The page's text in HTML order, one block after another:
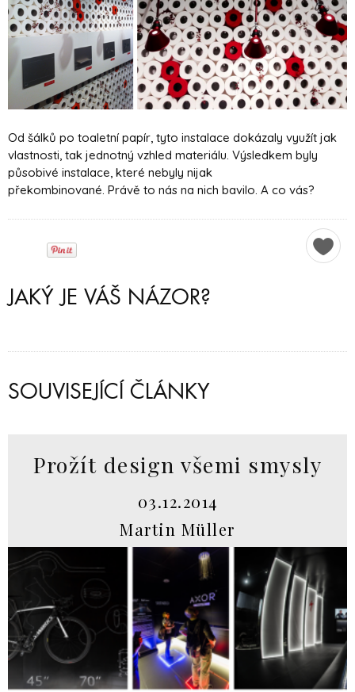
Od šálků po toaletní papír, tyto instalace dokázaly využít jak
vlastnosti, tak jednotný vzhled materiálu. Výsledkem byly
působivé instalace, které nebyly nijak
překombinované. Právě to nás na nich bavilo. A co vás?
JAKÝ JE VÁŠ NÁZOR?
SOUVISEJÍCÍ ČLÁNKY
Prožít design všemi smysly
03.12.2014
Martin Müller